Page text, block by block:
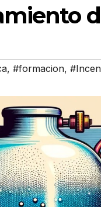
, #formacion,